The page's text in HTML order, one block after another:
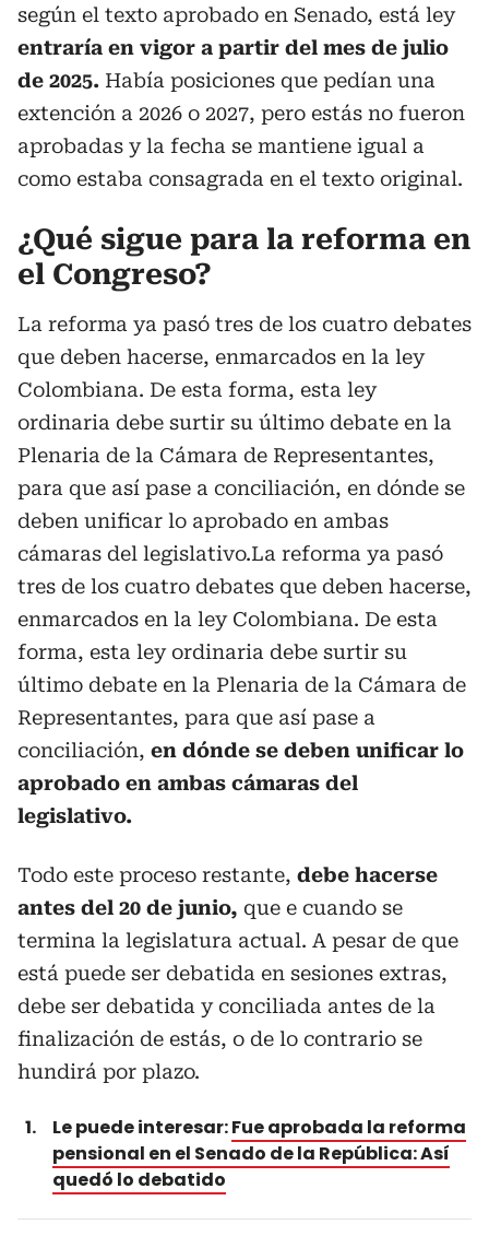
según el texto aprobado en Senado, está ley
entraría en vigor a partir del mes de julio
de 2025. Había posiciones que pedían una
extención a 2026 o 2027, pero estás no fueron
aprobadas y la fecha se mantiene igual a
como estaba consagrada en el texto original.
¿Qué sigue para la reforma en
el Congreso?
La reforma ya pasó tres de los cuatro debates
que deben hacerse, enmarcados en la ley
Colombiana. De esta forma, esta ley
ordinaria debe surtir su último debate en la
Plenaria de la Cámara de Representantes,
para que así pase a conciliación, en dónde se
deben unificar lo aprobado en ambas
cámaras del legislativo.La reforma ya pasó
tres de los cuatro debates que deben hacerse,
enmarcados en la ley Colombiana. De esta
forma, esta ley ordinaria debe surtir su
último debate en la Plenaria de la Cámara de
Representantes, para que así pase a
conciliación, en dónde se deben unificar lo
aprobado en ambas cámaras del
legislativo.
Todo este proceso restante, debe hacerse
antes del 20 de junio, que e cuando se
termina la legislatura actual. A pesar de que
está puede ser debatida en sesiones extras,
debe ser debatida y conciliada antes de la
finalización de estás, o de lo contrario se
hundirá por plazo.
Le puede interesar:Fue aprobada la reforma
pensional en el Senado de la República: Así
quedó lo debatido